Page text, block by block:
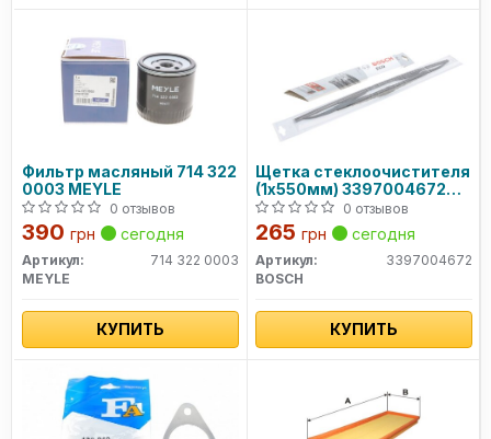
запчасти.
Сайт: bosch-automotive.com
Фильтр масляный 714 322
0003 MEYLE
0 отзывов
390 грн сегодня
Артикул:
714 322 0003
MEYLE
КУПИТЬ
Щетка стеклоочистителя
(1х550мм) 3397004672
BOSCH
0 отзывов
265 грн сегодня
Артикул:
3397004672
BOSCH
КУПИТЬ